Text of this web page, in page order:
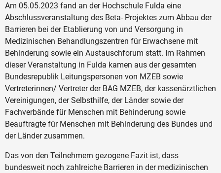
Am 05.05.2023 fand an der Hochschule Fulda eine
Abschlussveranstaltung des Beta- Projektes zum Abbau der
Barrieren bei der Etablierung von und Versorgung in
Medizinischen Behandlungszentren für Erwachsene mit
Behinderung sowie ein Austauschforum statt. Im Rahmen
dieser Veranstaltung in Fulda kamen aus der gesamten
Bundesrepublik Leitungspersonen von MZEB sowie
Vertreterinnen/ Vertreter der BAG MZEB, der kassenärztlichen
Vereinigungen, der Selbsthilfe, der Länder sowie der
Fachverbände für Menschen mit Behinderung sowie
Beauftragte für Menschen mit Behinderung des Bundes und
der Länder zusammen.
Das von den Teilnehmern gezogene Fazit ist, dass
bundesweit noch zahlreiche Barrieren in der medizinischen